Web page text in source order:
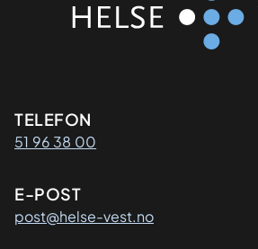
Kontaktinformasjon
TELEFON
51 96 38 00
E-POST
post@helse-vest.no